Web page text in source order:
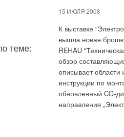
15 ИЮЛЯ 2008
теме:
К выставке
вышла новая
REHAU
обзор
описывает
инструкции по
обновленный CD-
направления
объем сделки
отношений двух
итальянской
электростанции в
900 млн куб м. В
всему миру. В
компанией, Enel, у
ходе распродажи
50% СП по
«Газпрома»).